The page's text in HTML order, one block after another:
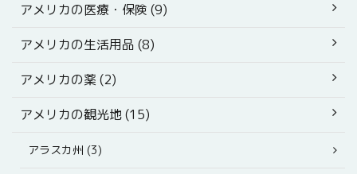
アメリカの医療・保険 (9)
アメリカの生活用品 (8)
アメリカの薬 (2)
アメリカの観光地 (15)
アラスカ州 (3)